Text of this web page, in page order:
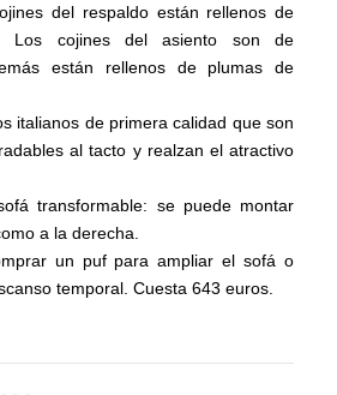
del respaldo están rellenos de
Los cojines del asiento son de
están rellenos de plumas de
italianos de primera calidad que son
al tacto y realzan el atractivo
transformable: se puede montar
a la derecha.
un puf para ampliar el sofá o
temporal. Cuesta 643 euros.